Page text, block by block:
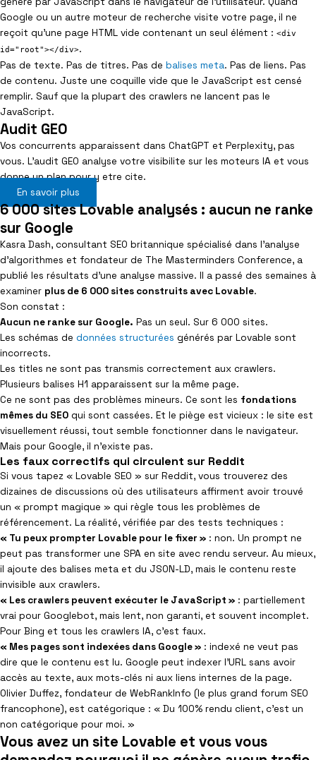
Google ou un autre moteur de recherche visite votre page, il ne
reçoit qu’une page HTML vide contenant un seul élément : <div
id="root"></div>.
Pas de texte. Pas de titres. Pas de balises meta. Pas de liens. Pas
de contenu. Juste une coquille vide que le JavaScript est censé
remplir. Sauf que la plupart des crawlers ne lancent pas le
JavaScript.
Audit GEO
Vos concurrents apparaissent dans ChatGPT et Perplexity, pas
vous. L’audit GEO analyse votre visibilite sur les moteurs IA et vous
donne un plan pour y etre cite.
En savoir plus
6 000 sites Lovable analysés : aucun ne ranke
sur Google
Kasra Dash, consultant SEO britannique spécialisé dans l’analyse
d’algorithmes et fondateur de The Masterminders Conference, a
publié les résultats d’une analyse massive. Il a passé des semaines à
examiner plus de 6 000 sites construits avec Lovable.
Son constat :
Aucun ne ranke sur Google. Pas un seul. Sur 6 000 sites.
Les schémas de données structurées générés par Lovable sont
incorrects.
Les titles ne sont pas transmis correctement aux crawlers.
Plusieurs balises H1 apparaissent sur la même page.
Ce ne sont pas des problèmes mineurs. Ce sont les fondations
mêmes du SEO qui sont cassées. Et le piège est vicieux : le site est
visuellement réussi, tout semble fonctionner dans le navigateur.
Mais pour Google, il n’existe pas.
Les faux correctifs qui circulent sur Reddit
Si vous tapez « Lovable SEO » sur Reddit, vous trouverez des
dizaines de discussions où des utilisateurs affirment avoir trouvé
un « prompt magique » qui règle tous les problèmes de
référencement. La réalité, vérifiée par des tests techniques :
« Tu peux prompter Lovable pour le fixer » : non. Un prompt ne
peut pas transformer une SPA en site avec rendu serveur. Au mieux,
il ajoute des balises meta et du JSON-LD, mais le contenu reste
invisible aux crawlers.
« Les crawlers peuvent exécuter le JavaScript » : partiellement
vrai pour Googlebot, mais lent, non garanti, et souvent incomplet.
Pour Bing et tous les crawlers IA, c’est faux.
« Mes pages sont indexées dans Google » : indexé ne veut pas
dire que le contenu est lu. Google peut indexer l’URL sans avoir
accès au texte, aux mots-clés ni aux liens internes de la page.
Olivier Duffez, fondateur de WebRankInfo (le plus grand forum SEO
francophone), est catégorique : « Du 100% rendu client, c’est un
non catégorique pour moi. »
Vous avez un site Lovable et vous vous